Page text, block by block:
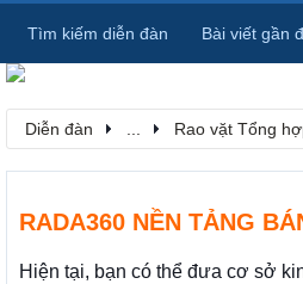
Diễn đàn Rao vặt Tổng
RADA360 NỀN TẢNG
Hiện tại, bạn có thể đưa cơ sở
Tìm kiếm diễn đàn Bài viết gần